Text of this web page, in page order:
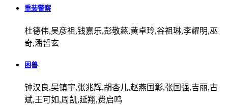
重装警察
杜德伟,吴彦祖,钱嘉乐,彭敬慈,黄卓玲,谷祖琳,李耀明,巫
奇,潘哲玄
困兽
钟汉良,吴镇宇,张兆辉,胡杏儿,赵燕国彰,张国强,吉丽,古
斌,王可如,周凯,延翔,费启鸣